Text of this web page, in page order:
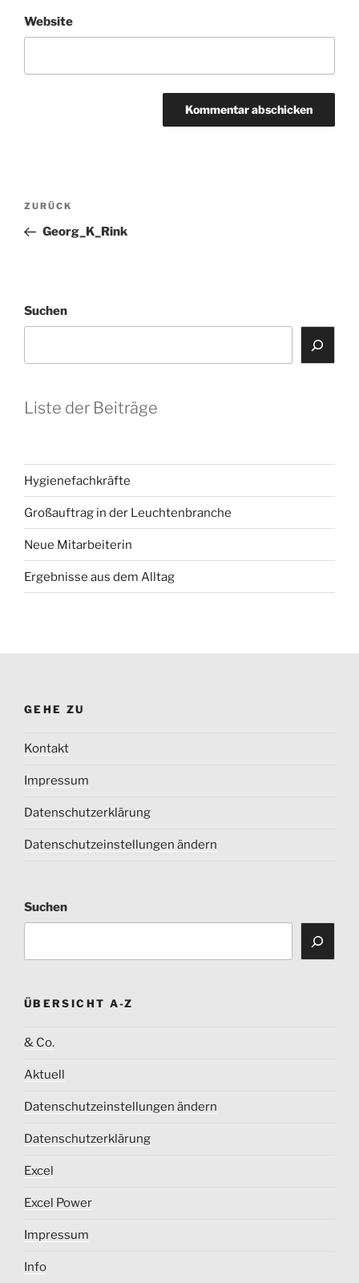
Website
Beitragsnavigation
Vorheriger
Beitrag
ZURÜCK
Georg_K_Rink
Suchen
Liste der Beiträge
Hygienefachkräfte
Großauftrag in der Leuchtenbranche
Neue Mitarbeiterin
Ergebnisse aus dem Alltag
GEHE ZU
Kontakt
Impressum
Datenschutzerklärung
Datenschutzeinstellungen ändern
Suchen
ÜBERSICHT A-Z
& Co.
Aktuell
Datenschutzeinstellungen ändern
Datenschutzerklärung
Excel
Excel Power
Impressum
Info